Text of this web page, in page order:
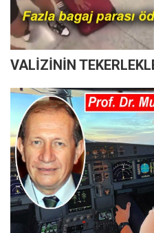
VALİZİNİN